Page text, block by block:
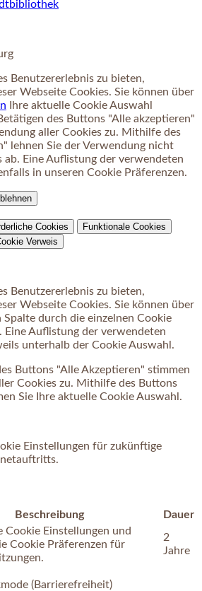
Benutzererlebnis zu bieten,
Webseite Cookies. Sie können über
Ihre aktuelle Cookie Auswahl
des Buttons "Alle akzeptieren"
aller Cookies zu. Mithilfe des
lehnen Sie der Verwendung nicht
Eine Auflistung der verwendeten
in unseren Cookie Präferenzen.
Cookies
Funktionale Cookies
Verweis
Benutzererlebnis zu bieten,
Webseite Cookies. Sie können über
durch die einzelnen Cookie
Eine Auflistung der verwendeten
unterhalb der Cookie Auswahl.
Buttons "Alle Akzeptieren" stimmen
Cookies zu. Mithilfe des Buttons
Sie Ihre aktuelle Cookie Auswahl.
Einstellungen für zukünftige
Beschreibung
Dauer
Cookie Einstellungen und
Cookie Präferenzen für
2
Jahre
(Barrierefreiheit)